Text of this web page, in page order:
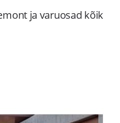
ja varuosad kõik